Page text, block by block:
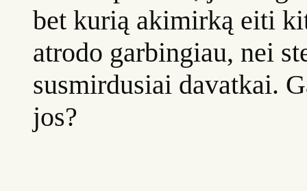
bet kurią akimirką eiti
atrodo garbingiau, nei
susmirdusiai davatkai.
jos?